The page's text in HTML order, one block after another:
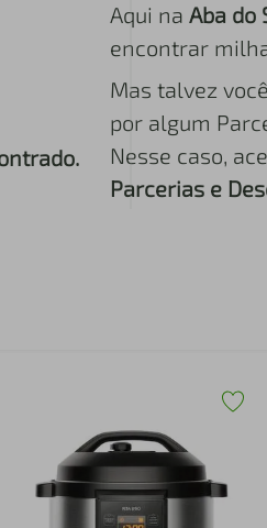
Aqui na Aba do
encontrar
Mas talvez
por algum
Nesse caso,
Parcerias e